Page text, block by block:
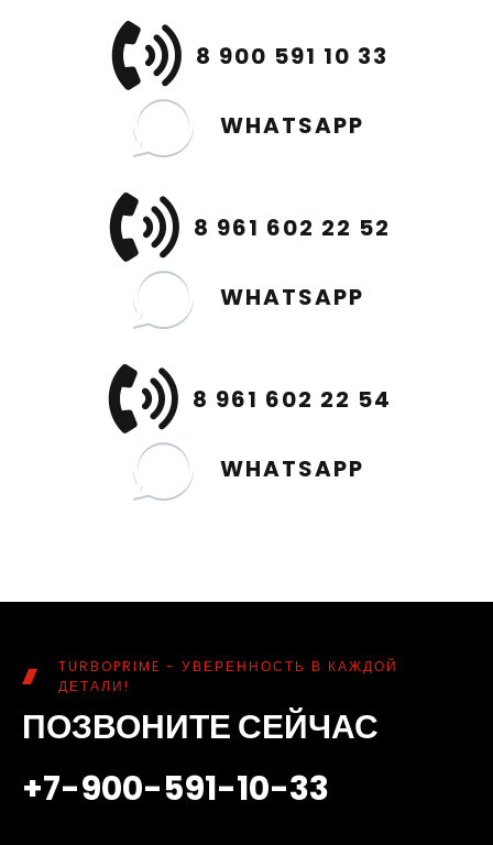
8 900 591 10 33
WHATSAPP
8 961 602 22 52
WHATSAPP
8 961 602 22 54
WHATSAPP
TURBOPRIME - УВЕРЕННОСТЬ В КАЖДОЙ
ДЕТАЛИ!
ПОЗВОНИТЕ СЕЙЧАС
+7-900-591-10-33